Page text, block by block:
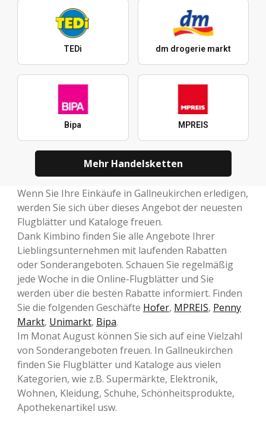
TEDi dm drogerie markt
Bipa MPREIS
Mehr Handelsketten
Wenn Sie Ihre Einkäufe in Gallneukirchen erledigen,
werden Sie sich über dieses Angebot der neuesten
Flugblätter und Kataloge freuen.
Dank Kimbino finden Sie alle Angebote Ihrer
Lieblingsunternehmen mit laufenden Rabatten
oder Sonderangeboten. Schauen Sie regelmäßig
jede Woche in die Online-Flugblätter und Sie
werden über die besten Rabatte informiert. Finden
Sie die folgenden Geschäfte Hofer, MPREIS, Penny
Markt, Unimarkt, Bipa.
Im Monat August können Sie sich auf eine Vielzahl
von Sonderangeboten freuen. In Gallneukirchen
finden Sie Flugblätter und Kataloge aus vielen
Kategorien, wie z.B. Supermärkte, Elektronik,
Wohnen, Kleidung, Schuhe, Schönheitsprodukte,
Apothekenartikel usw.